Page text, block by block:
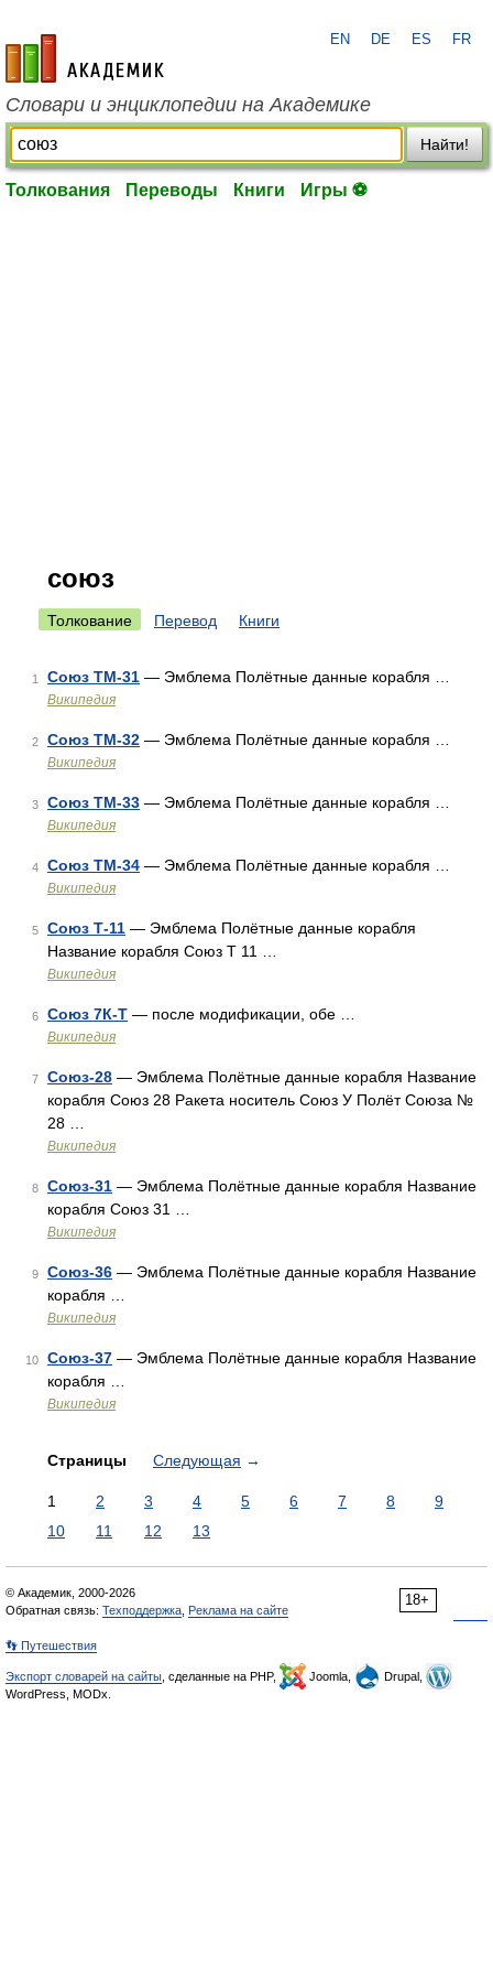
academic.ru
EN DE ES FR
Словари и энциклопедии на Академике
Найти!
Толкования Переводы Книги Игры ⚽
союз
Толкование Перевод Книги
1 Союз ТМ-31 — Эмблема Полётные данные корабля …
Википедия
2 Союз ТМ-32 — Эмблема Полётные данные корабля …
Википедия
3 Союз ТМ-33 — Эмблема Полётные данные корабля …
Википедия
4 Союз ТМ-34 — Эмблема Полётные данные корабля …
Википедия
5 Союз Т-11 — Эмблема Полётные данные корабля
Название корабля Союз Т 11 …
Википедия
6 Союз 7К-Т — после модификации, обе …
Википедия
7 Союз-28 — Эмблема Полётные данные корабля Название
корабля Союз 28 Ракета носитель Союз У Полёт Союза №
28 …
Википедия
8 Союз-31 — Эмблема Полётные данные корабля Название
корабля Союз 31 …
Википедия
9 Союз-36 — Эмблема Полётные данные корабля Название
корабля …
Википедия
10 Союз-37 — Эмблема Полётные данные корабля Название
корабля …
Википедия
Страницы Следующая →
1 2 3 4 5 6 7 8
9
10
11 12 13
18+
© Академик, 2000-2026
Обратная связь: Техподдержка Реклама на сайте
👣 Путешествия
Экспорт словарей на сайты , сделанные на PHP, Joomla,
Drupal,
WordPress, MODx.